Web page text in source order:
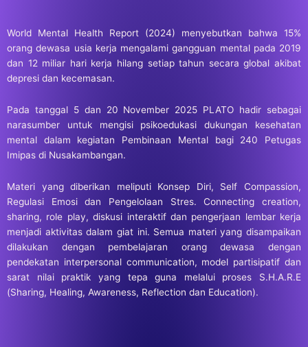
World Mental Health Report (2024) menyebutkan bahwa 15%
orang dewasa usia kerja mengalami gangguan mental pada 2019
dan 12 miliar hari kerja hilang setiap tahun secara global akibat
depresi dan kecemasan.
Pada tanggal 5 dan 20 November 2025 PLATO hadir sebagai
narasumber untuk mengisi psikoedukasi dukungan kesehatan
mental dalam kegiatan Pembinaan Mental bagi 240 Petugas
Imipas di Nusakambangan.
Materi yang diberikan meliputi Konsep Diri, Self Compassion,
Regulasi Emosi dan Pengelolaan Stres. Connecting creation,
sharing, role play, diskusi interaktif dan pengerjaan lembar kerja
menjadi aktivitas dalam giat ini. Semua materi yang disampaikan
dilakukan dengan pembelajaran orang dewasa dengan
pendekatan interpersonal communication, model partisipatif dan
sarat nilai praktik yang tepa guna melalui proses S.H.A.R.E
(Sharing, Healing, Awareness, Reflection dan Education).